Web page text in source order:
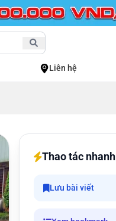
Liên hệ
Thao tác nhanh
Lưu bài viết